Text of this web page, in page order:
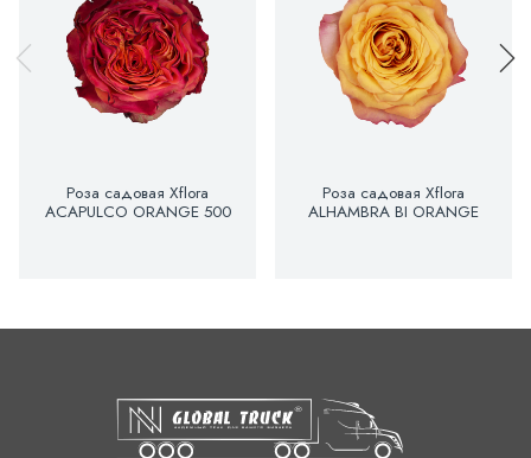
Роза садовая Xflora
ACAPULCO ORANGE 500
Роза садовая Xflora
ALHAMBRA BI ORANGE